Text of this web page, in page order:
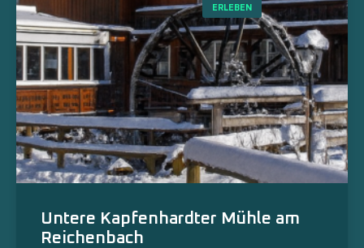
ERLEBEN
Untere Kapfenhardter Mühle am
Reichenbach